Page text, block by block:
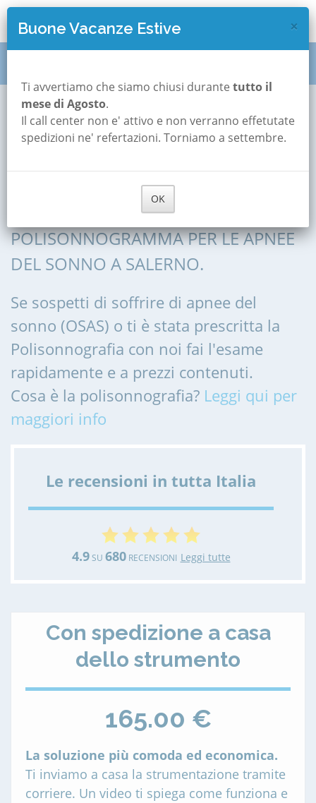
Polisonnografia a
Salerno
POLISONNOGRAFIA, POLIGRAFIA,
POLISONNOGRAMMA PER LE APNEE
DEL SONNO A SALERNO.
Se sospetti di soffrire di apnee del
sonno (OSAS) o ti è stata prescritta la
Polisonnografia con noi fai l'esame
rapidamente e a prezzi contenuti.
Cosa è la polisonnografia? Leggi qui per
maggiori info
Le recensioni in tutta Italia
4.9SU 680RECENSIONI Leggi tutte
Con spedizione a casa
dello strumento
165.00 €
La soluzione più comoda ed economica.
Ti inviamo a casa la strumentazione tramite
corriere. Un video ti spiega come funziona e
×
Buone Vacanze Estive
Ti avvertiamo che siamo chiusi durante tutto il
mese di Agosto.
Il call center non e' attivo e non verranno effetutate
spedizioni ne' refertazioni. Torniamo a settembre.
OK